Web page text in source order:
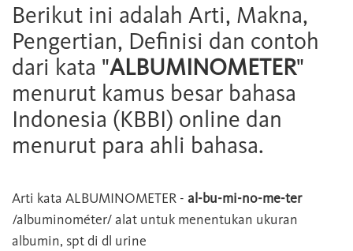
Berikut ini adalah Arti, Makna,
Pengertian, Definisi dan contoh
dari kata "ALBUMINOMETER"
menurut kamus besar bahasa
Indonesia (KBBI) online dan
menurut para ahli bahasa.
Arti kata ALBUMINOMETER - al-bu-mi-no-me-ter
/albuminométer/ alat untuk menentukan ukuran
albumin, spt di dl urine